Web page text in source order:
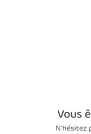
Vous
N'hésitez